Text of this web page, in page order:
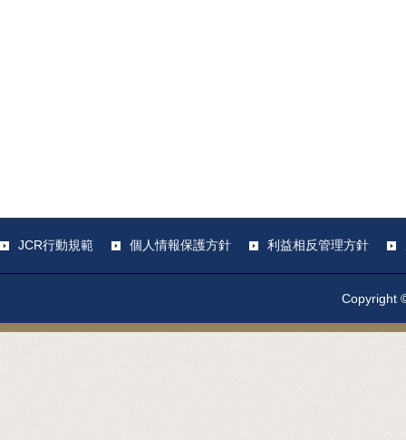
JCR行動規範 個人情報保護方針 利益相反管理方針
Copyright